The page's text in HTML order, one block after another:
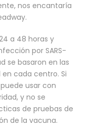
nos encantaría
a 48 horas y
por SARS-
se basaron en las
cada centro. Si
usar con
y no se
de pruebas de
de la vacuna.